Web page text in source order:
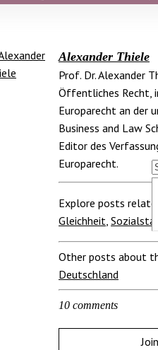
Alexander Thiele
Prof. Dr. Alexander
Öffentliches Recht,
Europarecht an der
Business and Law
Editor des
Europarecht.
Explore posts
Gleichheit, Sozialstaat
Other posts about
Deutschland
10 comments